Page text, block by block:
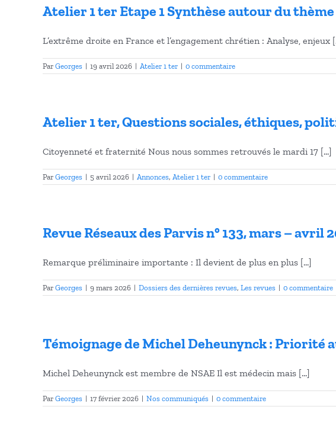
Atelier 1 ter Etape 1 Synthèse autour du
L’extrême droite en France et l’engagement chrétien : Analyse, enjeux
Par Georges | 19 avril 2026 | Atelier 1 ter | 0 commentaire
Atelier 1 ter, Questions sociales, éthiques,
Citoyenneté et fraternité Nous nous sommes retrouvés le mardi 17 [...]
Par Georges | 5 avril 2026 | Annonces, Atelier 1 ter | 0 commentaire
Revue Réseaux des Parvis n° 133, mars –
Remarque préliminaire importante : Il devient de plus en plus [...]
Par Georges | 9 mars 2026 | Dossiers des dernières revues, Les revues | 0 commentaire
Témoignage de Michel Deheunynck : Priorité
Michel Deheunynck est membre de NSAE Il est médecin mais [...]
Par Georges | 17 février 2026 | Nos communiqués | 0 commentaire